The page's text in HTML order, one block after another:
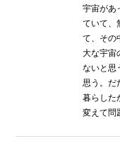
宇宙があ
ていて、
て、その
大な宇宙
ないと思
思う。だ
暮らした
変えて問